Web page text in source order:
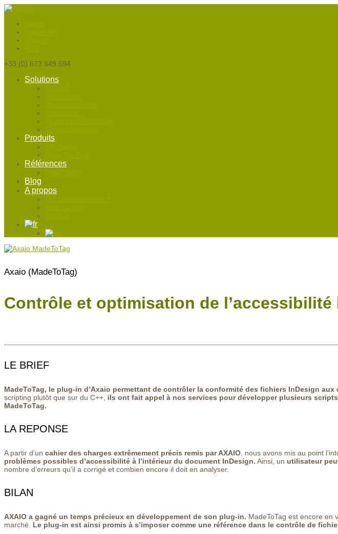
+33 (0) 673 649 594
Solutions
Produits
Références
Blog
A propos
Axaio (MadeToTag)
Contrôle et optimisation de l’accessibilité
LE BRIEF
MadeToTag, le plug-in d’Axaio permettant de contrôler la conformité des fichiers InDesign
scripting plutôt que sur du C++, ils ont fait appel à nos services pour développer plusieurs
MadeToTag.
LA REPONSE
A partir d’un cahier des charges extrêmement précis remis par AXAIO , nous avons mis au point
problèmes possibles d’accessibilité à l’intérieur du document InDesign. Ainsi, un utilisateur
nombre d’erreurs qu’il a corrigé et combien encore il doit en analyser.
BILAN
AXAIO a gagné un temps précieux en développement de son plug-in. MadeToTag est encore en
marché. Le plug-in est ainsi promis à s’imposer comme une référence dans le contrôle de